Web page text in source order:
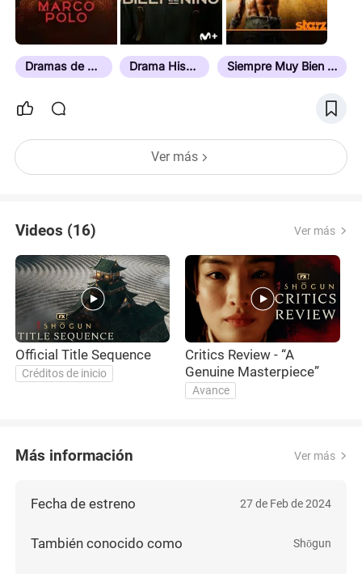
Dramas de Época Drama Histórico Siempre Muy Bien Valorada
Ver más
Videos (16) Ver más
Official Title Sequence
Créditos de inicio
Critics Review - “A
Genuine Masterpiece”
Avance
Más información Ver más
Fecha de estreno 27 de Feb de 2024
También conocido como Shōgun